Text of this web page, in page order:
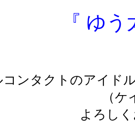
『 ゆ
コンタクトのアイド
（
よろし